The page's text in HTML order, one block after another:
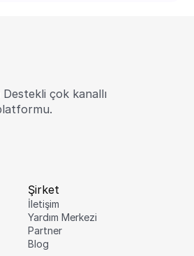
çok kanallı
Şirket
İletişim
Yardım Merkezi
Partner
Blog